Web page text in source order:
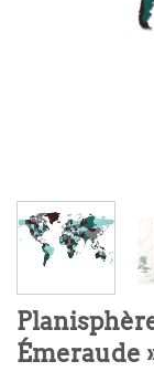
Émeraude